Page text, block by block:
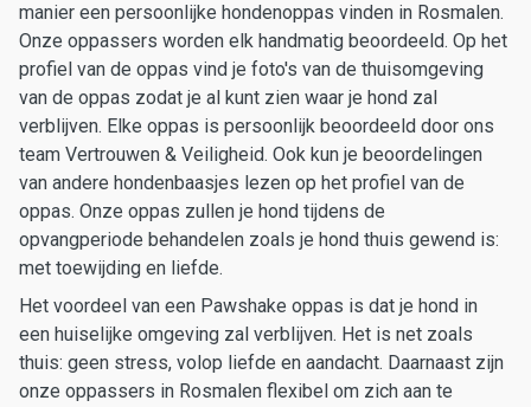
manier een persoonlijke hondenoppas vinden in Rosmalen.
Onze oppassers worden elk handmatig beoordeeld. Op het
profiel van de oppas vind je foto's van de thuisomgeving
van de oppas zodat je al kunt zien waar je hond zal
verblijven. Elke oppas is persoonlijk beoordeeld door ons
team Vertrouwen & Veiligheid. Ook kun je beoordelingen
van andere hondenbaasjes lezen op het profiel van de
oppas. Onze oppas zullen je hond tijdens de
opvangperiode behandelen zoals je hond thuis gewend is:
met toewijding en liefde.
Het voordeel van een Pawshake oppas is dat je hond in
een huiselijke omgeving zal verblijven. Het is net zoals
thuis: geen stress, volop liefde en aandacht. Daarnaast zijn
onze oppassers in Rosmalen flexibel om zich aan te